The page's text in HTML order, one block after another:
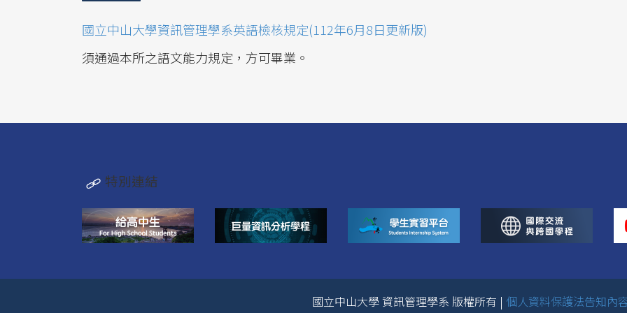
國立中山大學資訊管理學系英語檢核規定(112年6月8日更新版)
須通過本所之語文能力規定，方可畢業。
特別連結
國立中山大學 資訊管理學系 版權所有 | 個人資料保護法告知內